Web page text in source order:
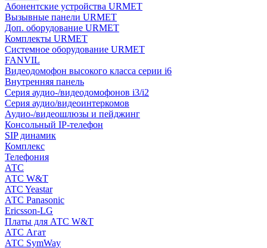
Абонентские устройства URMET
Вызывные панели URMET
Доп. оборудование URMET
Комплекты URMET
Системное оборудование URMET
FANVIL
Видеодомофон высокого класса серии i6
Внутренняя панель
Серия аудио-/видеодомофонов i3/i2
Серия аудио/видеоинтеркомов
Аудио-/видеошлюзы и пейджинг
Консольный IP-телефон
SIP динамик
Комплекс
Телефония
АТС
АТС W&T
ATC Yeastar
АТС Panasonic
Ericsson-LG
Платы для АТС W&T
АТС Агат
АТС SymWay